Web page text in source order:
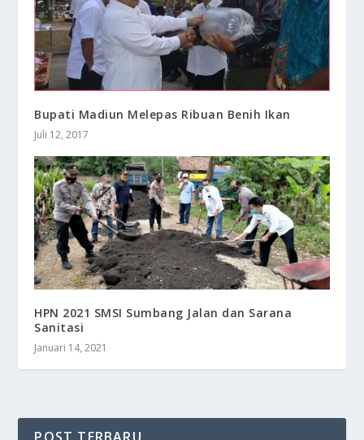
Bupati Madiun Melepas Ribuan Benih Ikan
Juli 12, 2017
HPN 2021 SMSI Sumbang Jalan dan Sarana
Sanitasi
Januari 14, 2021